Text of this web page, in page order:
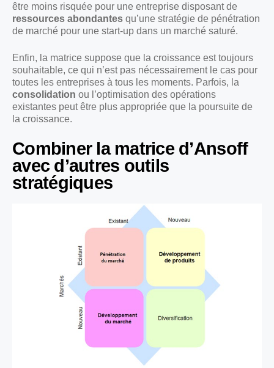
être moins risquée pour une entreprise disposant de
ressources abondantes qu’une stratégie de pénétration
de marché pour une start-up dans un marché saturé.
Enfin, la matrice suppose que la croissance est toujours
souhaitable, ce qui n’est pas nécessairement le cas pour
toutes les entreprises à tous les moments. Parfois, la
consolidation ou l’optimisation des opérations
existantes peut être plus appropriée que la poursuite de
la croissance.
Combiner la matrice d’Ansoff
avec d’autres outils
stratégiques